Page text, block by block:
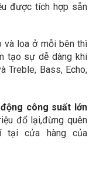
được tích hợp sẵn
và loa ở mỗi bên thì
tạo sự dễ dàng khi
Treble, Bass, Echo,
công suất lớn
đổ lại,đừng quên
tại cửa hàng của